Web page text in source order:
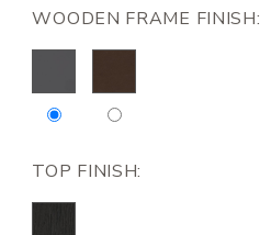
WOODEN FRAME FINISH:
TOP FINISH: